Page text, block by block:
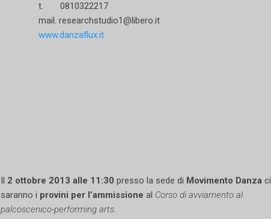
t. 0810322217
mail. researchstudio1@libero.it
www.danzaflux.it
Il 2 ottobre 2013 alle 11:30 presso la sede di Movimento Danza ci
saranno i provini per l’ammissione al Corso di avviamento al
palcoscenico-performing arts.